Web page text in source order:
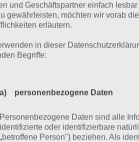
Missions Level 2 – Schritt 1 Lösung
von Schritt 1
Den Hangar betreten
Klicke nach rechts und du siehst
und Geschäftspartner einfach
gewährleisten, möchten wir vorab
erläutern.
in dieser
Begriffe:
a) personenbezogene Daten
Personenbezogene Daten sind alle
identifizierte oder identifizierbare
„betroffene Person") beziehen. Als